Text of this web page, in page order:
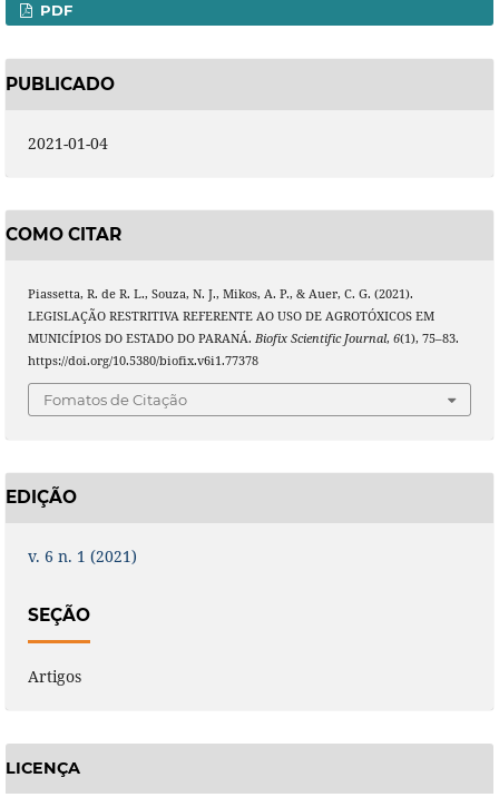
PDF
PUBLICADO
2021-01-04
COMO CITAR
Piassetta, R. de R. L., Souza, N. J., Mikos, A. P., & Auer, C. G. (2021).
LEGISLAÇÃO RESTRITIVA REFERENTE AO USO DE AGROTÓXICOS EM
MUNICÍPIOS DO ESTADO DO PARANÁ. Biofix Scientific Journal, 6(1), 75–83.
https://doi.org/10.5380/biofix.v6i1.77378
Fomatos de Citação
EDIÇÃO
v. 6 n. 1 (2021)
SEÇÃO
Artigos
LICENÇA